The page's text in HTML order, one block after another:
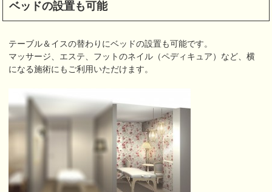
ベッドの設置も可能
テーブル＆イスの替わりにベッドの設置も可能です。
マッサージ、エステ、フットのネイル（ペディキュア）など、横
になる施術にもご利用いただけます。